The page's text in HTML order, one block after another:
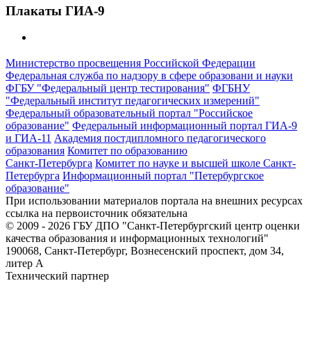
Плакаты ГИА-9
Министерство просвещения Российской Федерации
Федеральная служба по надзору в сфере образовани и науки
ФГБУ "Федеральный центр тестирования" ФГБНУ
"Федеральный институт педагогических измерений"
Федеральный образовательный портал "Российское
образование" Федеральный информационный портал ГИА-9
и ГИА-11 Академия постдипломного педагогического
образования Комитет по образованию
Санкт-Петербурга Комитет по науке и высшей школе Санкт-
Петербурга Информационный портал "Петербургское
образование"
При использовании материалов портала на внешних ресурсах
ссылка на первоисточник обязательна
© 2009 - 2026 ГБУ ДПО "Санкт-Петербургский центр оценки
качества образования и информационных технологий"
190068, Санкт-Петербург, Вознесенский проспект, дом 34,
литер А
Технический партнер